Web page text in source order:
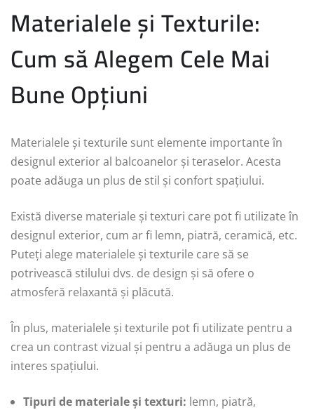
Materialele și Texturile:
Cum să Alegem Cele Mai
Bune Opțiuni
Materialele și texturile sunt elemente importante în
designul exterior al balcoanelor și teraselor. Acesta
poate adăuga un plus de stil și confort spațiului.
Există diverse materiale și texturi care pot fi utilizate în
designul exterior, cum ar fi lemn, piatră, ceramică, etc.
Puteți alege materialele și texturile care să se
potrivească stilului dvs. de design și să ofere o
atmosferă relaxantă și plăcută.
În plus, materialele și texturile pot fi utilizate pentru a
crea un contrast vizual și pentru a adăuga un plus de
interes spațiului.
Tipuri de materiale și texturi: lemn, piatră,